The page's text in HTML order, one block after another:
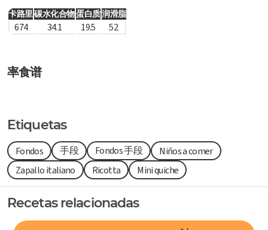
卡路里碳水化合物蛋白质润滑脂
674 34.1 19.5 52
率食谱
Etiquetas
Fondos 手段 Fondos 手段
Niños a comer
Zapallo italiano
Ricotta Mini quiche
Recetas relacionadas